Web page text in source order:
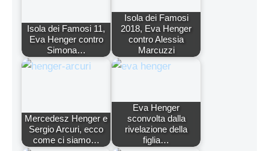
Isola dei Famosi 11,
Eva Henger contro
Simona…
Isola dei Famosi
2018, Eva Henger
contro Alessia
Marcuzzi
Mercedesz Henger e
Sergio Arcuri, ecco
come ci siamo…
Eva Henger
sconvolta dalla
rivelazione della
figlia…